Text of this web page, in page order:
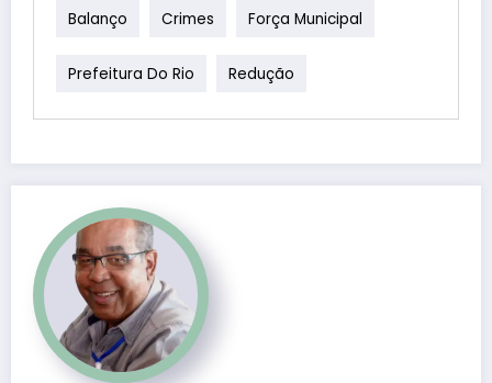
Balanço Crimes Força Municipal
Prefeitura Do Rio Redução